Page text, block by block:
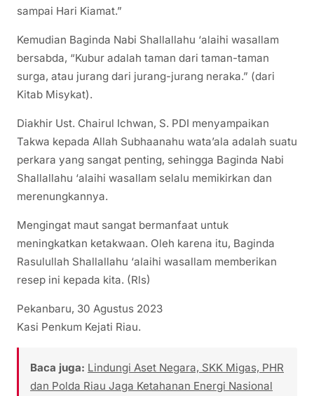
sampai Hari Kiamat.”
Kemudian Baginda Nabi Shallallahu ‘alaihi wasallam
bersabda, “Kubur adalah taman dari taman-taman
surga, atau jurang dari jurang-jurang neraka.” (dari
Kitab Misykat).
Diakhir Ust. Chairul Ichwan, S. PDI menyampaikan
Takwa kepada Allah Subhaanahu wata’ala adalah suatu
perkara yang sangat penting, sehingga Baginda Nabi
Shallallahu ‘alaihi wasallam selalu memikirkan dan
merenungkannya.
Mengingat maut sangat bermanfaat untuk
meningkatkan ketakwaan. Oleh karena itu, Baginda
Rasulullah Shallallahu ‘alaihi wasallam memberikan
resep ini kepada kita. (Rls)
Pekanbaru, 30 Agustus 2023
Kasi Penkum Kejati Riau.
Baca juga: Lindungi Aset Negara, SKK Migas, PHR
dan Polda Riau Jaga Ketahanan Energi Nasional